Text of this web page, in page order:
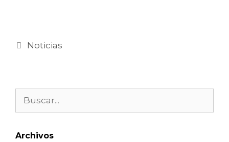
Noticias
Archivos